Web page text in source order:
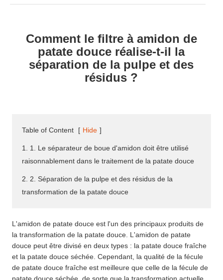
Comment le filtre à amidon de
patate douce réalise-t-il la
séparation de la pulpe et des
résidus ?
Table of Content [ Hide ]
1. 1. Le séparateur de boue d'amidon doit être utilisé
raisonnablement dans le traitement de la patate douce
2. 2. Séparation de la pulpe et des résidus de la
transformation de la patate douce
L'amidon de patate douce est l'un des principaux produits de
la transformation de la patate douce. L'amidon de patate
douce peut être divisé en deux types : la patate douce fraîche
et la patate douce séchée. Cependant, la qualité de la fécule
de patate douce fraîche est meilleure que celle de la fécule de